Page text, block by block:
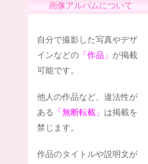
画像アルバムについて
自分で撮影した写真やデザ
インなどの 「作品」 が掲載
可能です。
他人の作品など、違法性が
ある 「無断転載」 は掲載を
禁じます。
作品のタイトルや説明文が